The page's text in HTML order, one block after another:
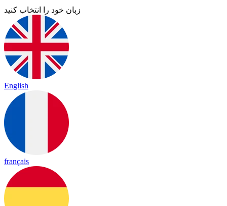
زبان خود را انتخاب کنید
English
français